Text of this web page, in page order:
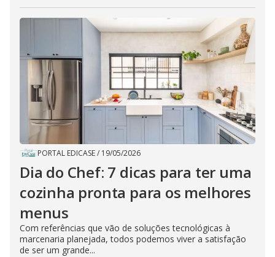
PORTAL EDICASE/ 19/05/2026
Dia do Chef: 7 dicas para ter uma
cozinha pronta para os melhores
menus
Com referências que vão de soluções tecnológicas à
marcenaria planejada, todos podemos viver a satisfação
de ser um grande...